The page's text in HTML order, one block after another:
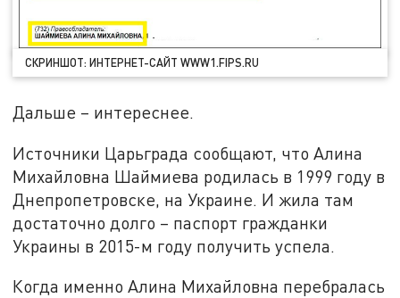
СКРИНШОТ: ИНТЕРНЕТ-САЙТ WWW1.FIPS.RU
Дальше – интереснее.
Источники Царьграда сообщают, что Алина
Михайловна Шаймиева родилась в 1999 году в
Днепропетровске, на Украине. И жила там
достаточно долго – паспорт гражданки
Украины в 2015-м году получить успела.
Когда именно Алина Михайловна перебралась